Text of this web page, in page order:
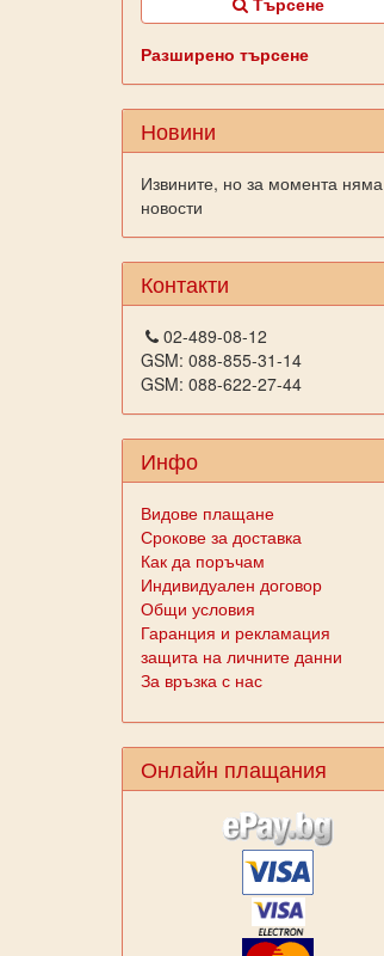
Разширено търсене
Новини
Извините, но за момента няма
новости
Контакти
02-489-08-12
GSM: 088-855-31-14
GSM: 088-622-27-44
Инфо
Видове плащане
Срокове за доставка
Как да поръчам
Индивидуален договор
Общи условия
Гаранция и рекламация
защита на личните данни
За връзка с нас
Онлайн плащания